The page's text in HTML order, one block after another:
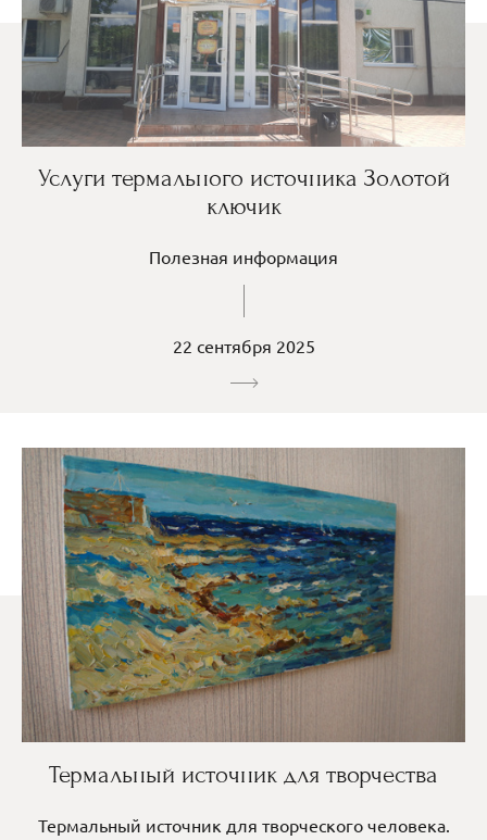
Услуги термального источника Золотой
ключик
Полезная информация
22 сентября 2025
Термальный источник для творчества
Термальный источник для творческого человека.